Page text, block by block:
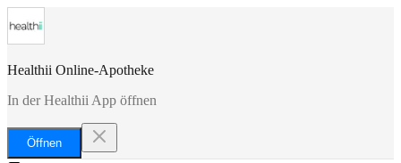
Healthii Online-Apotheke
In der Healthii App öffnen
Öffnen